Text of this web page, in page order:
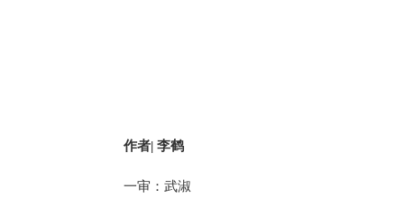
作者| 李鹤
一审：武淑